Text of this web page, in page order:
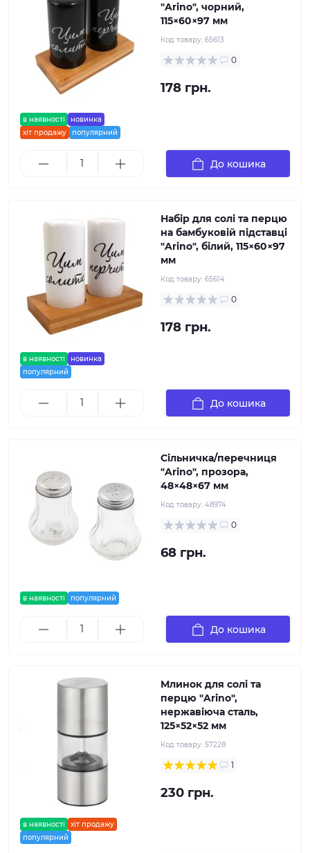
в наявності
новинка
хіт продажу
популярний
"Arino", чорний,
115×60×97 мм
Код товару: 65613
0
178 грн.
До кошика
в наявності
новинка
популярний
Набір для солі та перцю
на бамбуковій підставці
"Arino", білий, 115×60×97
мм
Код товару: 65614
0
178 грн.
До кошика
в наявності популярний
Сільничка/перечниця
"Arino", прозора,
48×48×67 мм
Код товару: 48974
0
68 грн.
До кошика
в наявності
хіт продажу
популярний
Млинок для солі та
перцю "Arino",
нержавіюча сталь,
125×52×52 мм
Код товару: 57228
1
230 грн.